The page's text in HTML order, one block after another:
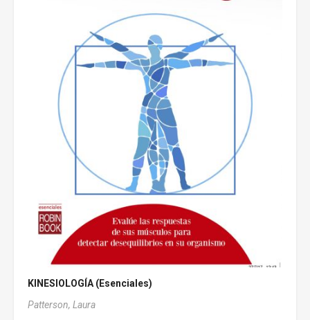
KINESIOLOGÍA (Esenciales)
Patterson, Laura